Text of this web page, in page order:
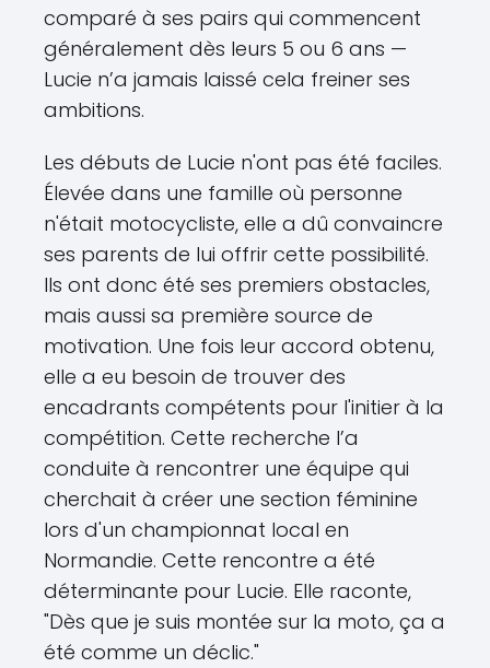
comparé à ses pairs qui commencent
généralement dès leurs 5 ou 6 ans —
Lucie n’a jamais laissé cela freiner ses
ambitions.
Les débuts de Lucie n'ont pas été faciles.
Élevée dans une famille où personne
n'était motocycliste, elle a dû convaincre
ses parents de lui offrir cette possibilité.
Ils ont donc été ses premiers obstacles,
mais aussi sa première source de
motivation. Une fois leur accord obtenu,
elle a eu besoin de trouver des
encadrants compétents pour l'initier à la
compétition. Cette recherche l’a
conduite à rencontrer une équipe qui
cherchait à créer une section féminine
lors d'un championnat local en
Normandie. Cette rencontre a été
déterminante pour Lucie. Elle raconte,
"Dès que je suis montée sur la moto, ça a
été comme un déclic."